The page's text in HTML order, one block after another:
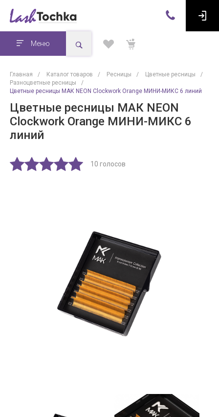
Меню
Главная / Каталог товаров / Ресницы / Цветные ресницы
/
Разноцветные ресницы
/
Цветные ресницы МАК NEON Clockwork Orange МИНИ-МИКС 6 линий
Цветные ресницы МАК NEON
Clockwork Orange МИНИ-МИКС 6
линий
10 голосов